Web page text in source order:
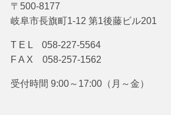
〒500-8177
岐阜市長旗町1-12 第1後藤ビル201
T E L 058-227-5564
F A X 058-257-1562
受付時間 9:00～17:00（月～金）